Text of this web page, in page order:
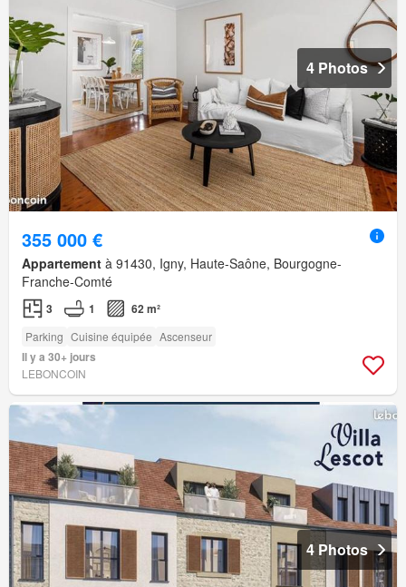
4 Photos
355 000 €
Appartement à 91430, Igny, Haute-Saône, Bourgogne-
Franche-Comté
3 1 62 m²
Parking Cuisine équipée Ascenseur
Il y a 30+ jours
LEBONCOIN
4 Photos